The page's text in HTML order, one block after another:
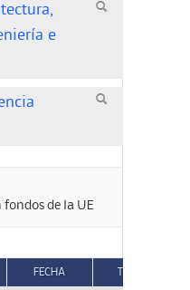
e
de la UE
FECHA